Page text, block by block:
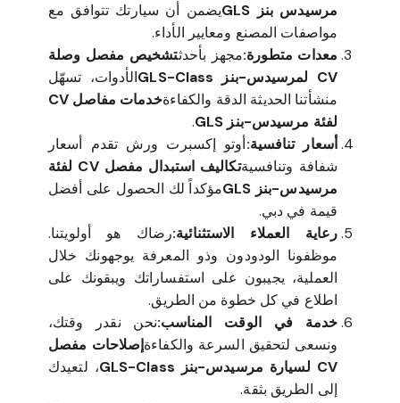
مرسيدس بنز GLS
يضمن أن سيارتك تتوافق مع
مواصفات المصنع ومعايير الأداء.
معدات متطورة:مجهز بأحدثتشخيص مفصل وصلة
CV لمرسيدس-بنز GLS-Class
الأدوات، تسهّل
منشأتنا الحديثة الدقة والكفاءة
خدمات مفاصل CV
لفئة مرسيدس-بنز GLS
.
أسعار تنافسية:أوتو إكسبرت ورش تقدم أسعار
شفافة وتنافسية
تكاليف استبدال مفصل CV لفئة
مرسيدس-بنز GLS
مؤكداً لك الحصول على أفضل
قيمة في دبي.
رعاية العملاء الاستثنائية:رضاك هو أولويتنا.
موظفونا الودودون وذو المعرفة يوجهونك خلال
العملية، يجيبون على استفساراتك ويبقونك على
اطلاع في كل خطوة من الطريق.
خدمة في الوقت المناسب:نحن نقدر وقتك،
ونسعى لتحقيق السرعة والكفاءةإصلاحات مفصل
CV لسيارة مرسيدس-بنز GLS-Class
، لتعيدك
إلى الطريق بثقة.